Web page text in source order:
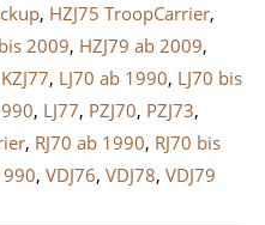
, HZJ75 TroopCarrier,
2009, HZJ79 ab 2009,
KZJ77, LJ70 ab 1990, LJ70 bis
, LJ77, PZJ70, PZJ73,
, RJ70 ab 1990, RJ70 bis
, VDJ76, VDJ78, VDJ79